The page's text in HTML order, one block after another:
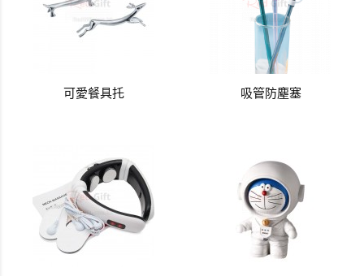
可愛餐具托 吸管防塵塞